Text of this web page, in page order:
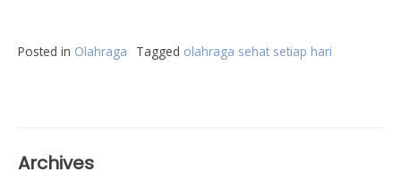
Posted in Olahraga Tagged olahraga sehat setiap hari
Archives